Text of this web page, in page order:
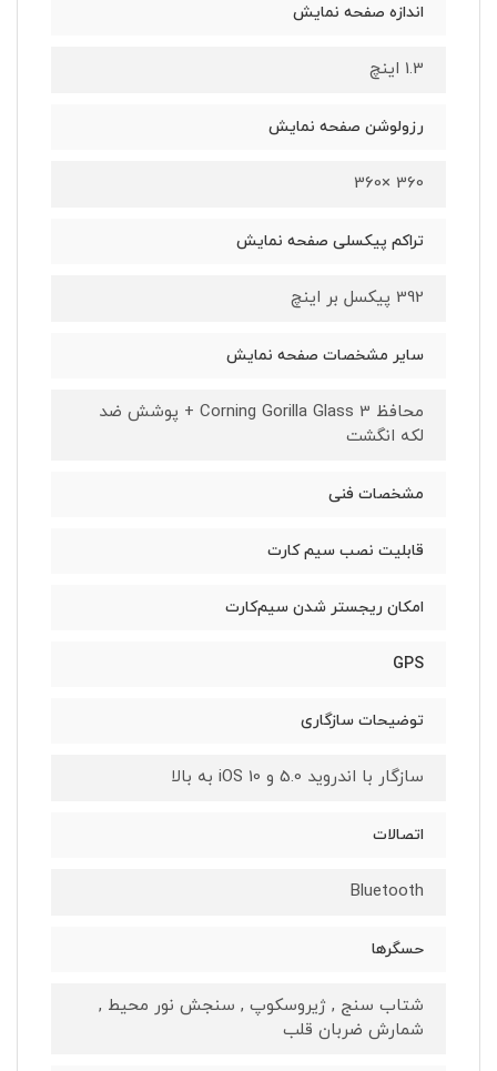
اندازه صفحه نمایش
1.3 اینچ
رزولوشن صفحه نمایش
360 ×360
تراکم پیکسلی صفحه نمایش
392 پیکسل بر اینچ
سایر مشخصات صفحه نمایش
محافظ Corning Gorilla Glass 3 + پوشش ضد
لکه انگشت
مشخصات فنی
قابلیت نصب سیم کارت
امکان ریجستر شدن سیم‌کارت
GPS
توضیحات سازگاری
سازگار با اندروید 5.0 و iOS 10 به بالا
اتصالات
Bluetooth
حسگرها
شتاب سنج , ژیروسکوپ , سنجش نور محیط ,
شمارش ضربان قلب